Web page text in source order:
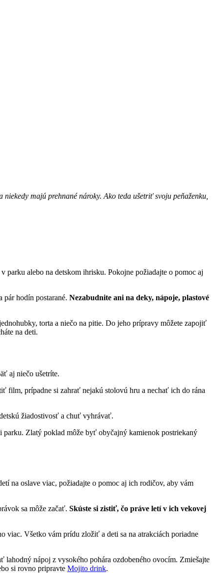
majú prehnané nároky. Ako teda ušetriť svoju peňaženku,
alebo na detskom ihrisku. Pokojne požiadajte o pomoc aj
pár hodín postarané. Nezabudnite ani na deky, nápoje, plastové
torta a niečo na pitie. Do jeho prípravy môžete zapojiť
na deti.
aj niečo ušetríte.
film, prípadne si zahrať nejakú stolovú hru a nechať ich do rána
žiadostivosť a chuť vyhrávať.
Zlatý poklad môže byť obyčajný kamienok postriekaný
na oslave viac, požiadajte o pomoc aj ich rodičov, aby vám
sa môže začať. Skúste si zistiť, čo práve letí v ich vekovej
viac. Všetko vám prídu zložiť a deti sa na atrakciách poriadne
nápoj z vysokého pohára ozdobeného ovocím. Zmiešajte
si rovno pripravte Mojito drink.